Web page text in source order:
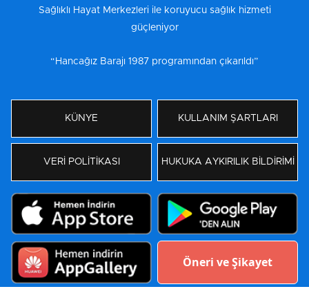
Sağlıklı Hayat Merkezleri ile koruyucu sağlık hizmeti
güçleniyor
“Hancağız Barajı 1987 programından çıkarıldı”
KÜNYE KULLANIM ŞARTLARI
VERİ POLİTİKASI HUKUKA AYKIRILIK BİLDİRİMİ
Öneri ve Şikayet